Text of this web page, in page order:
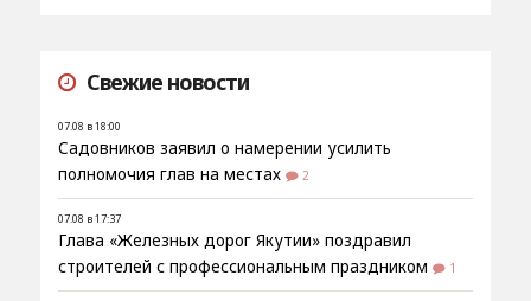
Свежие новости
07.08 в 18:00
Садовников заявил о намерении усилить
полномочия глав на местах
2
07.08 в 17:37
Глава «Железных дорог Якутии» поздравил
строителей с профессиональным праздником
1